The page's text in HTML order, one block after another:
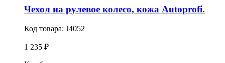
Чехол на рулевое колесо, кожа Autoprofi.
Код товара: J4052
1 235 ₽